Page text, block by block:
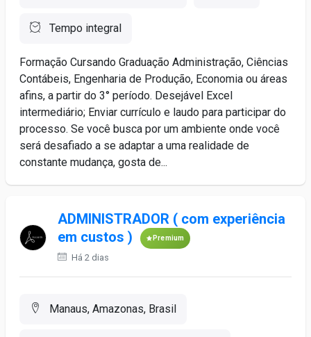
Tempo integral
Formação Cursando Graduação Administração, Ciências
Contábeis, Engenharia de Produção, Economia ou áreas
afins, a partir do 3° período. Desejável Excel
intermediário; Enviar currículo e laudo para participar do
processo. Se você busca por um ambiente onde você
será desafiado a se adaptar a uma realidade de
constante mudança, gosta de...
ADMINISTRADOR ( com experiência
em custos )
Premium
Há 2 dias
Manaus, Amazonas, Brasil